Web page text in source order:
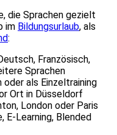
die Sprachen gezielt
im Bildungsurlaub, als
:
Französisch,
Sprachen
oder als Einzeltraining
Ort in Düsseldorf
London oder Paris
E-Learning, Blended